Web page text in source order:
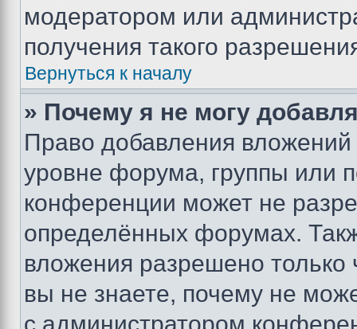
модератором или
получения такого
Вернуться к началу
» Почему я не могу
Право добавления
уровне форума, группы или
конференции может не
определённых форумах.
вложения разрешено
вы не знаете, почему не